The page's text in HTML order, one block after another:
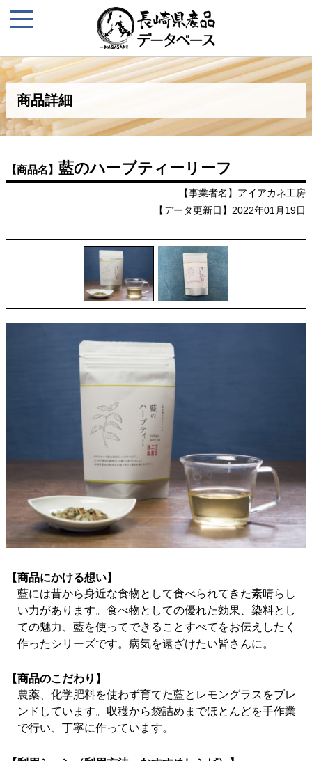
商品詳細
【商品名】 藍のハーブティーリーフ
【事業者名】アイアカネ工房
【データ更新日】2022年01月19日
【商品にかける想い】
藍には昔から身近な食物として食べられてきた素晴らし
い力があります。食べ物としての優れた効果、染料とし
ての魅力、藍を使ってできることすべてをお伝えしたく
作ったシリーズです。病気を遠ざけたい皆さんに。
【商品のこだわり】
農薬、化学肥料を使わず育てた藍とレモングラスをブレ
ンドしています。収穫から袋詰めまでほとんどを手作業
で行い、丁寧に作っています。